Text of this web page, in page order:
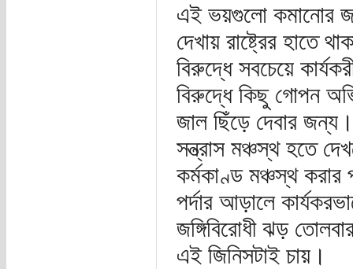
এই ভয়গুলো কমানোর
দেখায় রাষ্ট্রের হাতে
বিরুদ্ধে সবচেয়ে
বিরুদ্ধে কিছু গোপন
জাল ছিঁড়ে দেবার জন্য।
সন্ত্রাস মঞ্চস্থ হতে
কর্মকাণ্ড মঞ্চস্থ
পর্দার আড়ালে
জঙ্গিবিরোধী ঝড়
এই জিনিসটাই চায়।